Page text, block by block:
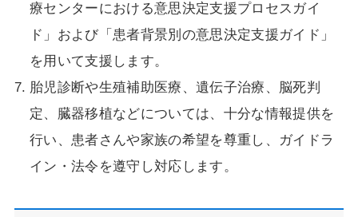
療センターにおける意思決定支援プロセスガイ
ド」および「患者背景別の意思決定支援ガイド」
を用いて支援します。
胎児診断や生殖補助医療、遺伝子治療、脳死判
定、臓器移植などについては、十分な情報提供を
行い、患者さんや家族の希望を尊重し、ガイドラ
イン・法令を遵守し対応します。